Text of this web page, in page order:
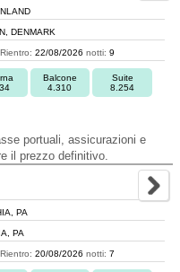
DENMARK
Rientro: 22/08/2026 notti: 9
Balcone
4.310
Suite
8.254
portuali, assicurazioni e
il prezzo definitivo.
PA
PA
Rientro: 20/08/2026 notti: 7